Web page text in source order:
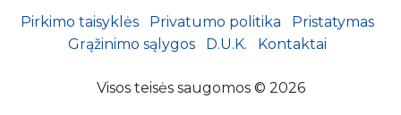
Pirkimo taisyklės Privatumo politika
Pristatymas
Grąžinimo sąlygos
D.U.K. Kontaktai
Visos teisės saugomos © 2026